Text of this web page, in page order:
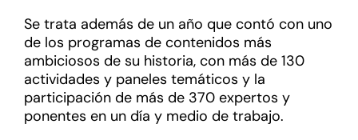
Se trata además de un año que contó con uno
de los programas de contenidos más
ambiciosos de su historia, con más de 130
actividades y paneles temáticos y la
participación de más de 370 expertos y
ponentes en un día y medio de trabajo.